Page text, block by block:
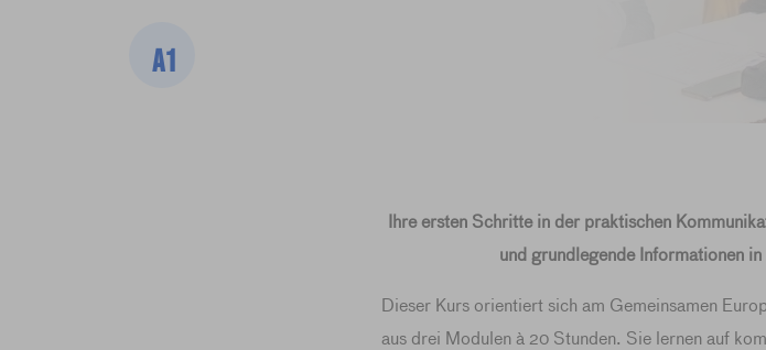
A1
Ihre ersten Schritte in der praktischen
und grundlegende Informationen
Dieser Kurs orientiert sich am Gemeinsamen
aus drei Modulen à 20 Stunden. Sie lernen auf